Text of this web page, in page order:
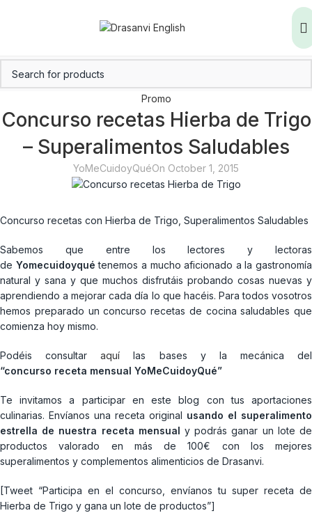
Promo
Concurso recetas Hierba de Trigo
– Superalimentos Saludables
YoMeCuidoyQuéOn October 1, 2015
Concurso recetas con Hierba de Trigo, Superalimentos Saludables
Sabemos que entre los lectores y lectoras
de Yomecuidoyqué tenemos a mucho aficionado a la gastronomía
natural y sana y que muchos disfrutáis probando cosas nuevas y
aprendiendo a mejorar cada día lo que hacéis. Para todos vosotros
hemos preparado un concurso recetas de cocina saludables que
comienza hoy mismo.
Podéis consultaraquí las bases y la mecánica del
“concurso receta mensual YoMeCuidoyQué”
Te invitamos a participar en este blog con tus aportaciones
culinarias. Envíanos una receta original usando el superalimento
estrella de nuestra receta mensual y podrás ganar un lote de
productos valorado en más de 100€ con los mejores
superalimentos y complementos alimenticios de Drasanvi.
[Tweet “Participa en el concurso, envíanos tu super receta de
Hierba de Trigo y gana un lote de productos”]